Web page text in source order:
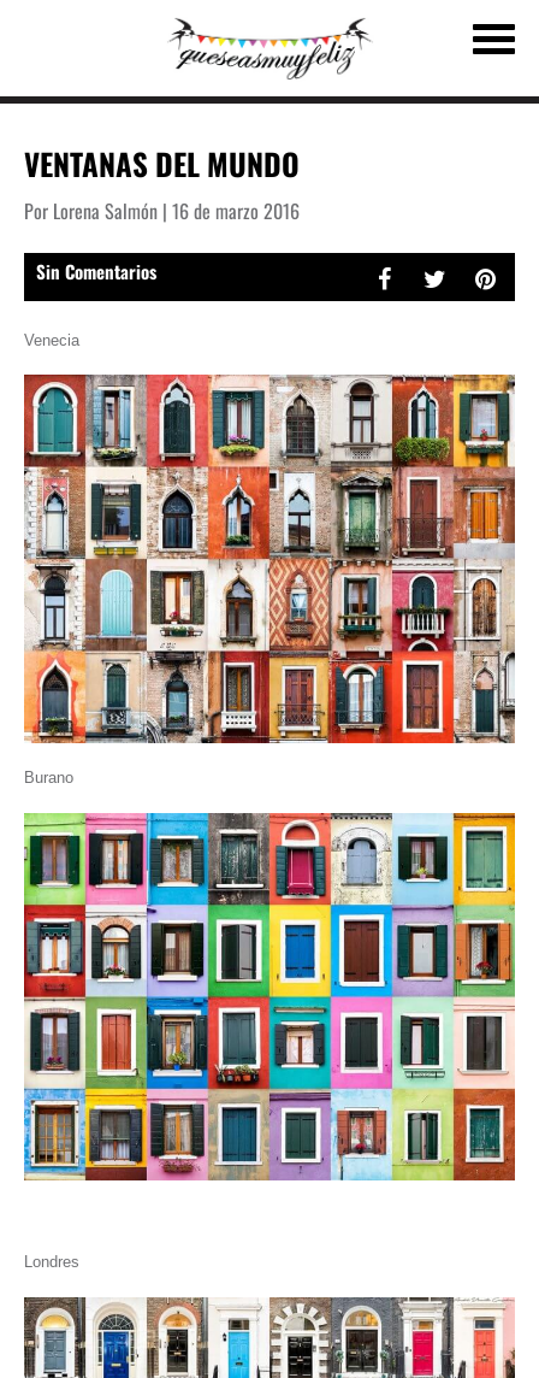
VENTANAS DEL MUNDO
Por Lorena Salmón | 16 de marzo 2016
Sin Comentarios
Venecia
Burano
Londres